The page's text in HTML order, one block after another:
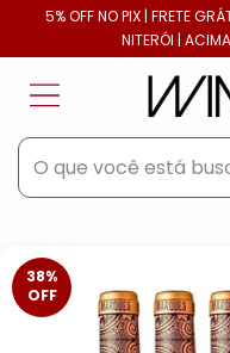
5% OFF NO PIX | FRETE
NITERÓI |
38%
OFF